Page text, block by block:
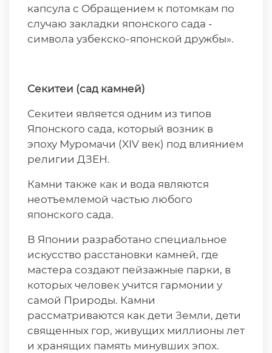
капсула с Обращением к потомкам по
случаю закладки японского сада -
символа узбекско-японской дружбы».
Секитеи (сад камней)
Секитеи является одним из типов
Японского сада, который возник в
эпоху Муромачи (XIV век) под влиянием
религии ДЗЕН.
Камни также как и вода являются
неотъемлемой частью любого
японского сада.
В Японии разработано специальное
искусство расстановки камней, где
мастера создают пейзажные парки, в
которых человек учится гармонии у
самой Природы. Камни
рассматриваются как дети Земли, дети
священных гор, живущих миллионы лет
и хранящих память минувших эпох.